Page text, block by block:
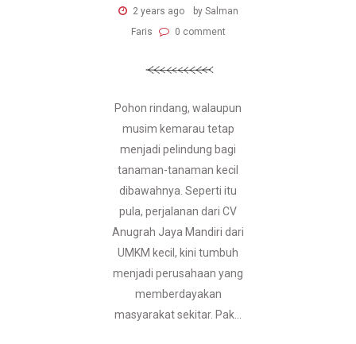
2 years ago
by Salman
Faris
0 comment
Pohon rindang, walaupun
musim kemarau tetap
menjadi pelindung bagi
tanaman-tanaman kecil
dibawahnya. Seperti itu
pula, perjalanan dari CV
Anugrah Jaya Mandiri dari
UMKM kecil, kini tumbuh
menjadi perusahaan yang
memberdayakan
masyarakat sekitar. Pak...